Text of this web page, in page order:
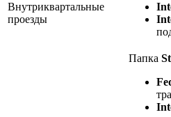
Внутриквартальные
проезды
Папка